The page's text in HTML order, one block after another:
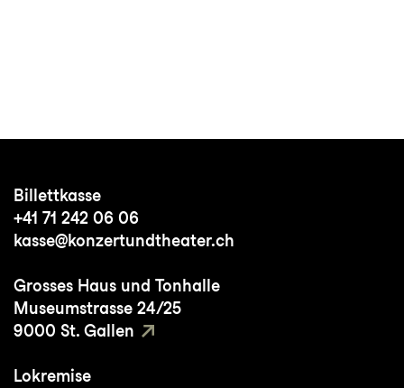
Billettkasse
+41 71 242 06 06
kasse@konzertundtheater.ch
Grosses Haus und Tonhalle
Museumstrasse 24/25
9000 St. Gallen
Lokremise